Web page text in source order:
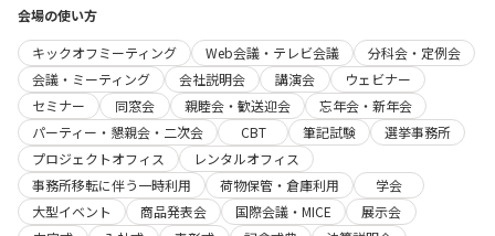
会場の使い方
キックオフミーティング
Web会議・テレビ会議
分科会・定例会
会議・ミーティング
会社説明会 講演会
ウェビナー
セミナー
同窓会 親睦会・歓送迎会
忘年会・新年会
パーティー・懇親会・二次会
CBT 筆記試験
選挙事務所
プロジェクトオフィス
レンタルオフィス
事務所移転に伴う一時利用
荷物保管・倉庫利用
学会
大型イベント
商品発表会 国際会議・MICE
展示会